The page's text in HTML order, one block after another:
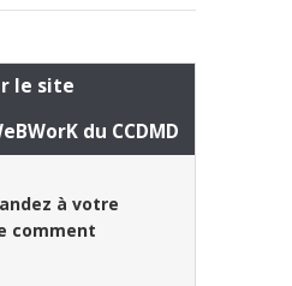
le site
du CCDMD
à votre
comment